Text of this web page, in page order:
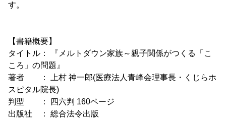
す。
【書籍概要】
タイトル： 『メルトダウン家族～親子関係がつくる「こ
ころ」の問題』
著者 ： 上村 神一郎(医療法人青峰会理事長・くじらホ
スピタル院長)
判型 ： 四六判 160ページ
出版社 ： 総合法令出版